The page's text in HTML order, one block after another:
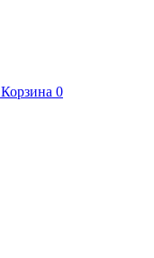
Корзина 0